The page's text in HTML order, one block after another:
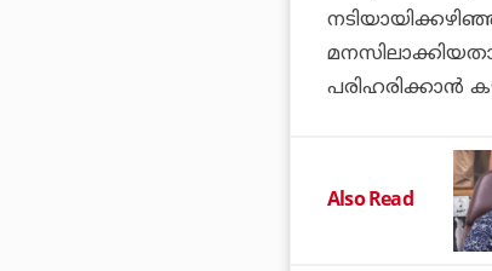
Also Read